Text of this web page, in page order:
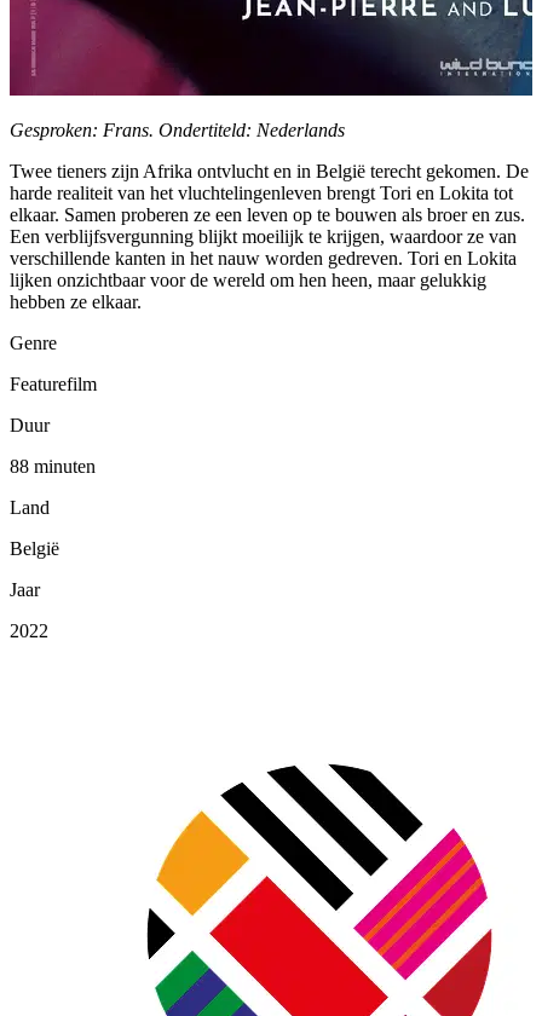
Gesproken: Frans. Ondertiteld: Nederlands
Twee tieners zijn Afrika ontvlucht en in België terecht gekomen. De
harde realiteit van het vluchtelingenleven brengt Tori en Lokita tot
elkaar. Samen proberen ze een leven op te bouwen als broer en zus.
Een verblijfsvergunning blijkt moeilijk te krijgen, waardoor ze van
verschillende kanten in het nauw worden gedreven. Tori en Lokita
lijken onzichtbaar voor de wereld om hen heen, maar gelukkig
hebben ze elkaar.
Genre
Featurefilm
Duur
88 minuten
Land
België
Jaar
2022